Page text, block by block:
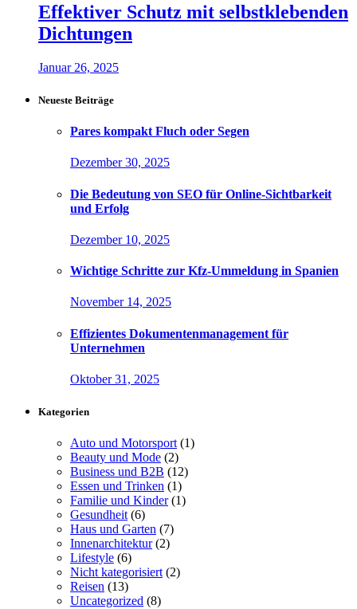
Effektiver Schutz mit selbstklebenden
Dichtungen
Januar 26, 2025
Neueste Beiträge
Pares kompakt Fluch oder Segen
Dezember 30, 2025
Die Bedeutung von SEO für Online-Sichtbarkeit
und Erfolg
Dezember 10, 2025
Wichtige Schritte zur Kfz-Ummeldung in Spanien
November 14, 2025
Effizientes Dokumentenmanagement für
Unternehmen
Oktober 31, 2025
Kategorien
Auto und Motorsport (1)
Beauty und Mode (2)
Business und B2B (12)
Essen und Trinken (1)
Familie und Kinder(1)
Gesundheit (6)
Haus und Garten (7)
Innenarchitektur(2)
Lifestyle (6)
Nicht kategorisiert (2)
Reisen (13)
Uncategorized (8)